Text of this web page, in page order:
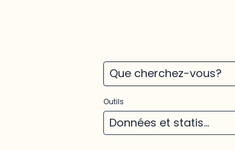
Outils
Données et statistiques
3
results
available